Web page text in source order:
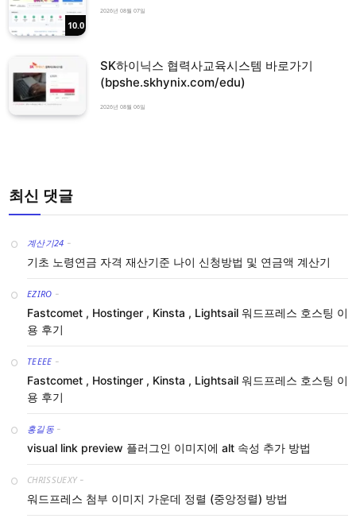
10.0
2026년 08월 07일
SK하이닉스 협력사교육시스템 바로가기
(bpshe.skhynix.com/edu)
2026년 08월 06일
최신 댓글
계산기24 -
기초 노령연금 자격 재산기준 나이 신청방법 및 연금액 계산기
EZIRO -
Fastcomet , Hostinger , Kinsta , Lightsail 워드프레스 호스팅 이
용 후기
TEEEE -
Fastcomet , Hostinger , Kinsta , Lightsail 워드프레스 호스팅 이
용 후기
홍길동 -
visual link preview 플러그인 이미지에 alt 속성 추가 방법
CHRISSUEXY -
워드프레스 첨부 이미지 가운데 정렬 (중앙정렬) 방법